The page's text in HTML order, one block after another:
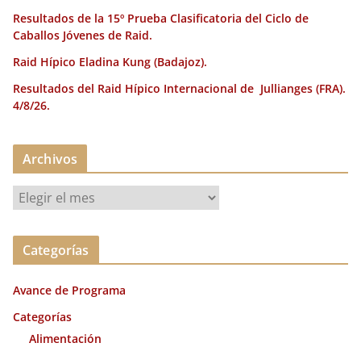
Resultados de la 15º Prueba Clasificatoria del Ciclo de
Caballos Jóvenes de Raid.
Raid Hípico Eladina Kung (Badajoz).
Resultados del Raid Hípico Internacional de Jullianges (FRA).
4/8/26.
Archivos
r
c
v
o
Categorías
Avance de Programa
Categorías
Alimentación